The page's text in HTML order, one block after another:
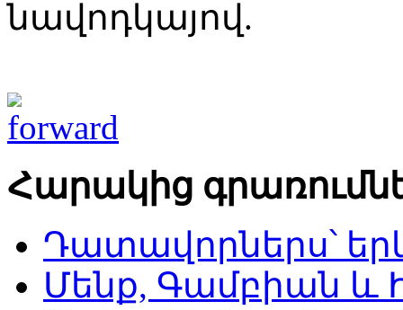
նավոդկայով.
Հարակից
Դատավորներս՝
Մենք, Գամբիան և